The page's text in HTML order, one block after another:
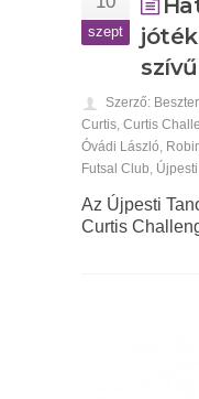
szept
Szerző:
Curtis, Curtis
Óvádi László,
Futsal Club,
Az Újpesti
Curtis